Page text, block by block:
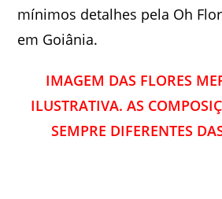
mínimos detalhes pela Oh
em Goiânia.
IMAGEM DAS FLORES
ILUSTRATIVA. AS
SEMPRE DIFERENTES